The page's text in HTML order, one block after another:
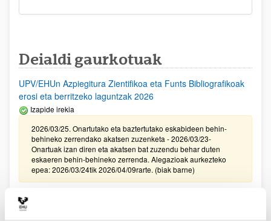
Deialdi gaurkotuak
UPV/EHUn Azpiegitura Zientifikoa eta Funts Bibliografikoak
erosi eta berritzeko laguntzak 2026
Izapide irekia
2026/03/25. Onartutako eta baztertutako eskabideen behin-
behineko zerrendako akatsen zuzenketa - 2026/03/23-
Onartuak izan diren eta akatsen bat zuzendu behar duten
eskaeren behin-behineko zerrenda. Alegazioak aurkezteko
epea: 2026/03/24tik 2026/04/09rarte. (biak barne)
Zientzia, Teknologia eta Berrikuntza arloetako kultura
sustatzeko laguntzen deialdia (FECYT) 2026